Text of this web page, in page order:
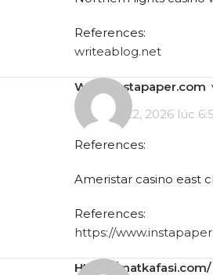
References:
writeablog.net
www.instapaper.com
Tháng 5 22, 2026 lúc
References:
Ameristar casino east
References:
https://
https://matkafasi.com/